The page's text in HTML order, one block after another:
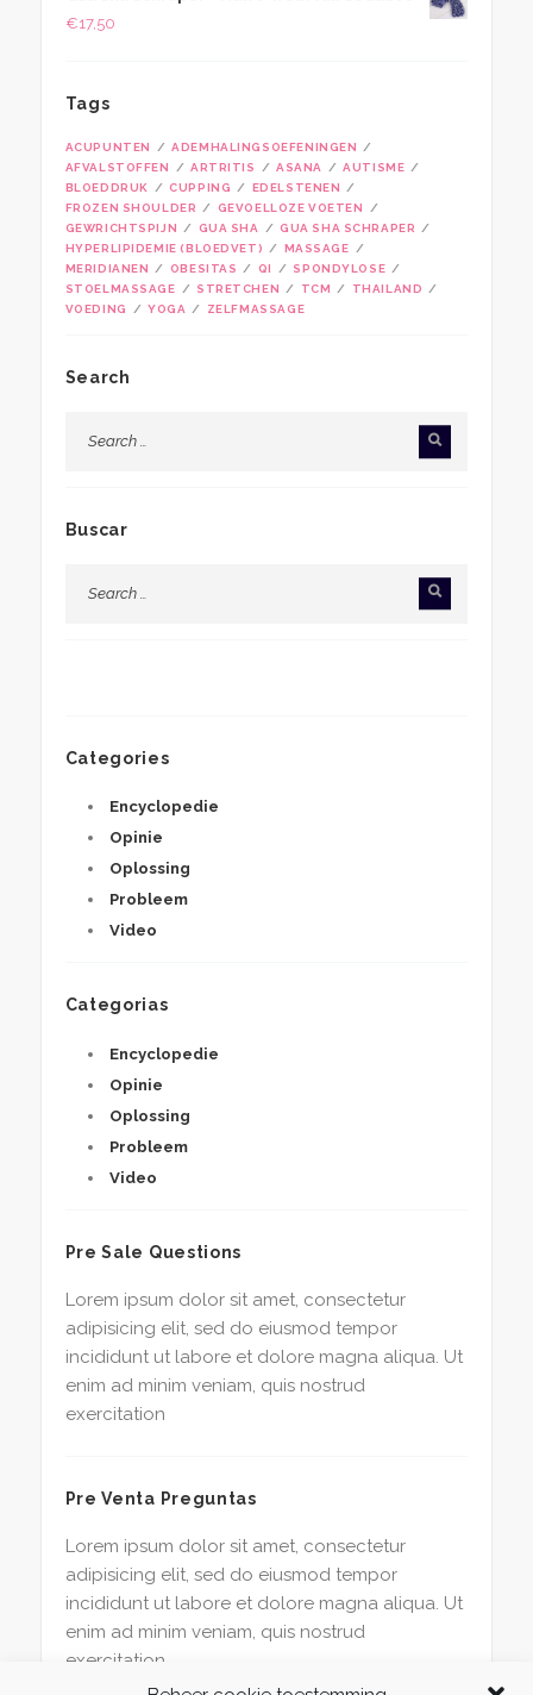
€17,50
Tags
ACUPUNTEN
ADEMHALINGSOEFENINGEN
AFVALSTOFFEN
ARTRITIS ASANA
AUTISME
BLOEDDRUK
CUPPING
EDELSTENEN
FROZEN SHOULDER
GEVOELLOZE VOETEN
GEWRICHTSPIJN
GUA SHA
GUA SHA SCHRAPER
HYPERLIPIDEMIE (BLOEDVET)
MASSAGE
MERIDIANEN
OBESITAS QI
SPONDYLOSE
STOELMASSAGE
STRETCHEN TCM
THAILAND
VOEDING
YOGA ZELFMASSAGE
Search
Buscar
Categories
Encyclopedie
Opinie
Oplossing
Probleem
Video
Categorias
Encyclopedie
Opinie
Oplossing
Probleem
Video
Pre Sale Questions
Lorem ipsum dolor sit amet, consectetur
adipisicing elit, sed do eiusmod tempor
incididunt ut labore et dolore magna aliqua. Ut
enim ad minim veniam, quis nostrud
exercitation
Pre Venta Preguntas
Lorem ipsum dolor sit amet, consectetur
adipisicing elit, sed do eiusmod tempor
incididunt ut labore et dolore magna aliqua. Ut
enim ad minim veniam, quis nostrud
exercitation